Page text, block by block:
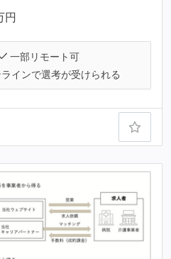
円
一部リモート可
インで選考が受けられる